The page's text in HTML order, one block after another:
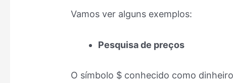
Vamos ver alguns exemplos:
Pesquisa de preços
O símbolo $ conhecido como